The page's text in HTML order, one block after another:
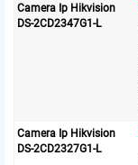
Camera Ip Hikvision
DS-2CD2347G1-L
Camera Ip Hikvision
DS-2CD2327G1-L